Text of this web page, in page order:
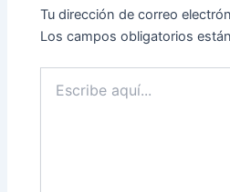
Tu dirección de correo
Los campos obligatorios
aquí...